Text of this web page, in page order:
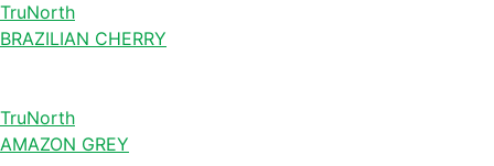
TruNorth
BRAZILIAN CHERRY
TruNorth
AMAZON GREY